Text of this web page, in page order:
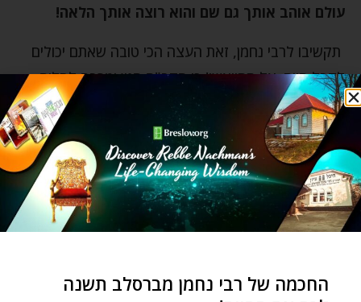
עולם אוהב אותך גם שם והוא רוצה אותך הלאה!
תקשיבו לרבי נחמן, זאת העצה הכי טובה שאתם יכולים
לקבל היום: אל תתייאשו! כי הקב"ה חנון ומרבה לסלוח,
וברגע שאנחנו מתעוררים ורוצים לעשות תשובה – לתקן
את מה שקלקלנו, להתחזק ולחזור לתלם – שום דין לא
יכול עלינו! ברגע שאדם אומר 'חטאתי' מידת הדין לא
יכולה לשלוט בו.
(המאמר מבוסס על דברי המחבר מתוך ספרתכסיסי
החכמה של רבי נחמן מברסלב תשנה